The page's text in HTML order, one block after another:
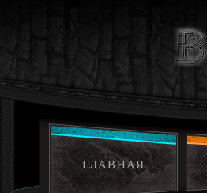
ГЛАВНАЯ